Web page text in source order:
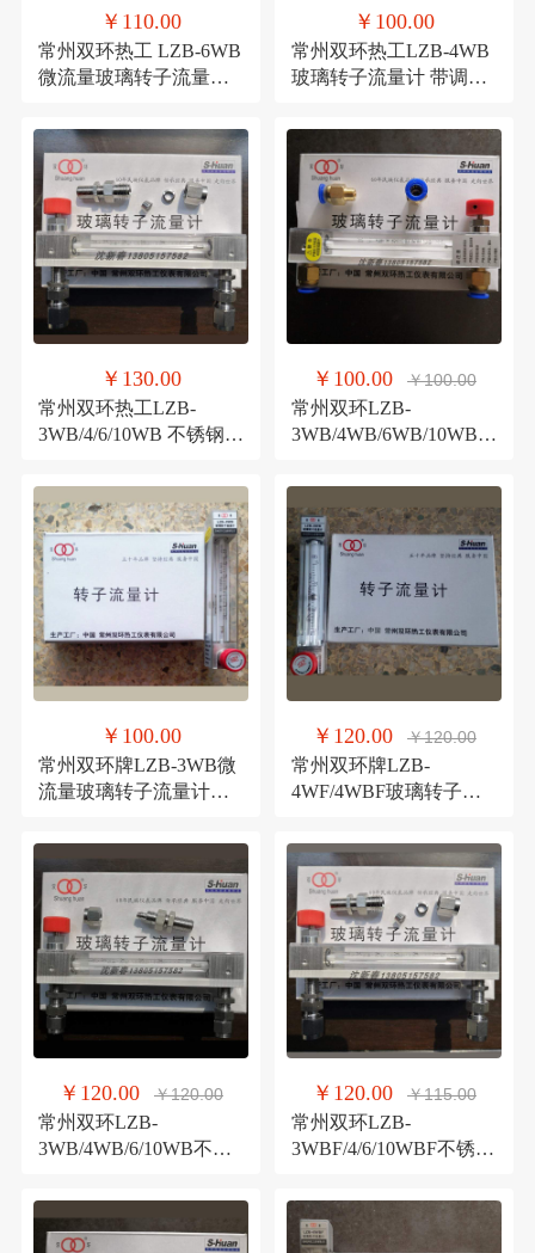
￥110.00
常州双环热工 LZB-6WB
微流量玻璃转子流量计
￥100.00
常州双环热工LZB-4WB
玻璃转子流量计 带调节
￥130.00
常州双环热工LZB-
3WB/4/6/10WB 不锈钢卡
￥100.00 ￥100.00
常州双环LZB-
3WB/4WB/6WB/10WB
量计
￥100.00
常州双环牌LZB-3WB微
流量玻璃转子流量计带
￥120.00 ￥120.00
常州双环牌LZB-
4WF/4WBF玻璃转子流
流量计
￥120.00 ￥120.00
常州双环LZB-
3WB/4WB/6/10WB不锈
量计
￥120.00 ￥115.00
常州双环LZB-
3WBF/4/6/10WBF不锈钢
计